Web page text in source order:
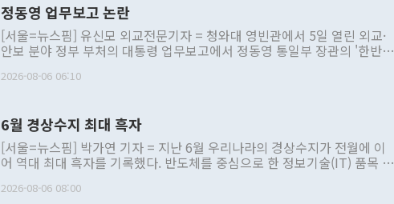
정동영 업무보고 논란
[서울=뉴스핌] 유신모 외교전문기자 = 청와대 영빈관에서 5일 열린 외교·
안보 분야 정부 부처의 대통령 업무보고에서 정동영 통일부 장관의 '한반도
발언 중에는 정부 내 조율을 거치지 않은 사안을 정책으로 추진하겠다고 공
주의적 희망에 근거한 비현실적 구상'이라는 비판을 내놨다. 그동안 정 장
관의 대북 정책 관련 발언이 물의를 빚은 적은 여러 번 있지만 대통령과 유
관 부처 장관이 공개적으로 부정적 입장을 표명한 것은 이례적이다. 정 장
관의 무리한 대북 접근법과 월권을 제어해야 한다는 목소리도 높아지고 있
다. [정동영 통일부 장관이 지난달 23일 오후 서울 종로구 정부서울청사에
2026-08-06 06:10
6월 경상수지 최대 흑자
[서울=뉴스핌] 박가연 기자 = 지난 6월 우리나라의 경상수지가 전월에 이
어 역대 최대 흑자를 기록했다. 반도체를 중심으로 한 정보기술(IT) 품목 수
료=한국은행] 한국은행이 6일 발표한 '2026년 6월 국제수지(잠정)'에 따르
2026-08-06 08:00